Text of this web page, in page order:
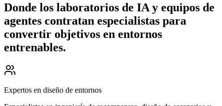
Donde los laboratorios de IA y equipos de
agentes contratan especialistas para
convertir objetivos en entornos
entrenables.
Expertos en diseño de entornos